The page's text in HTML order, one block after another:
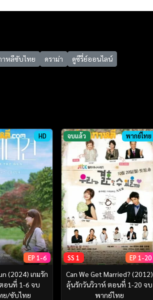
าหลีซับไทย ดราม่า
ดูซีรี่ย์ออนไลน์
HD
EP 1-6
(2024) เกมรัก
อนที่ 1-6 จบ
ย/ซับไทย
จบแล้ว พากย์ไทย
SS 1 EP 1-20
Can We Get Married? (2012)
ลุ้นรักวันวิวาห์ ตอนที่ 1-20 จบ
พากย์ไทย